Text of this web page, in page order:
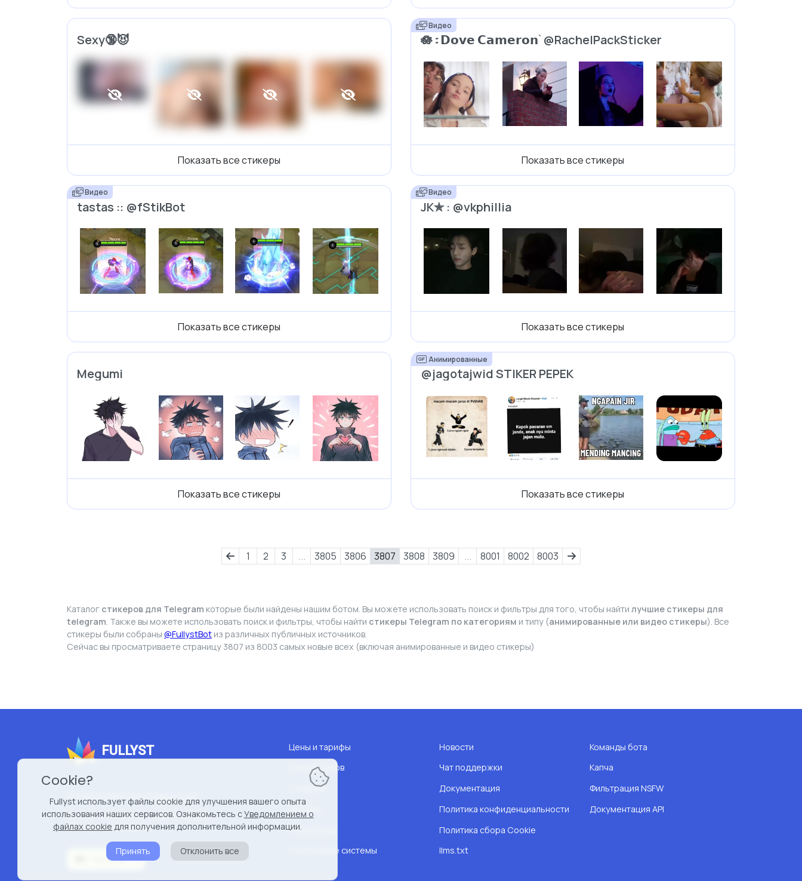
Sexy🔞😈
Показать все стикеры
Видео
🪷‌ ᭝ 𝗗𝗼𝘃𝗲 𝗖𝗮𝗺𝗲𝗿𝗼𝗻 ֙ @RachelPackSticker
Показать все стикеры
Видео
tastas :: @fStikBot
Показать все стикеры
Видео
JK✯ : @vkphillia
Показать все стикеры
Megumi
Показать все стикеры
Анимированные
@jagotajwid STIKER PEPEK
Показать все стикеры
1 2 3 ... 3805 3806 3807 3808 3809 ... 8001 8002 8003
Каталог стикеров для Telegram которые были найдены нашим ботом. Вы можете использовать поиск и фильтры для того, чтобы найти лучшие стикеры для
telegram . Также вы можете использовать поиск и фильтры, чтобы найти стикеры Telegram по категориям и типу (анимированные или видео стикеры). Все
стикеры были собраны @FullystBot из различных публичных источников.
Сейчас вы просматриваете страницу 3807 из 8003 самых новые всех (включая анимированные и видео стикеры)
FULLYST
2026 Fullyst from Improvy OÜ
10145, Tornimäe tn 5, Tallinn, Estonia
Reg. code 16377480
Русский
Цены и тарифы
Список чатов
Стикеры
Статистика
Состсояние системы
Новости
Чат поддержки
Документация
Политика конфиденциальности
Политика сбора Cookie
llms.txt
Команды бота
Капча
Фильтрация NSFW
Документация API
Cookie?
Fullyst использует файлы cookie для улучшения вашего опыта
использования наших сервисов. Ознакомьтесь сУведомлением о
файлах cookie для получения дополнительной информации.
Принять Отклонить все